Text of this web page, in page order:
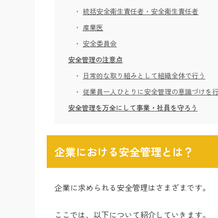
統括安全衛生責任者・安全衛生責任者
産業医
安全委員会
安全管理の注意点
日常的な取り組みとして組織全体で行う
従業員一人ひとりに安全管理の意識づけを
安全管理を万全にして事業・社員を守ろう
企業における安全管理とは？
企業に求められる安全管理はさまざまです。
ここでは、以下について紹介していきます。